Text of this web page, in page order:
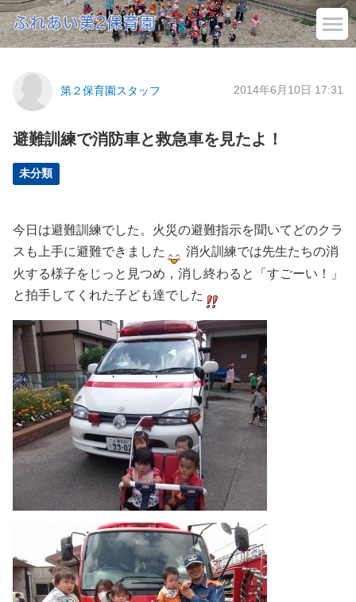
第２保育園スタッフ 2014年6月10日 17:31
避難訓練で消防車と救急車を見たよ！
未分類
今日は避難訓練でした。火災の避難指示を聞いてどのクラ
スも上手に避難できました
消火訓練では先生たちの消
火する様子をじっと見つめ，消し終わると「すごーい！」
と拍手してくれた子ども達でした